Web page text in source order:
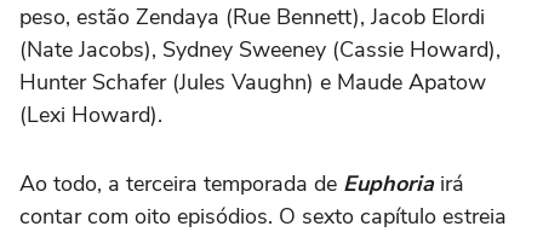
peso, estão Zendaya (Rue Bennett), Jacob Elordi
(Nate Jacobs), Sydney Sweeney (Cassie Howard),
Hunter Schafer (Jules Vaughn) e Maude Apatow
(Lexi Howard).
Ao todo, a terceira temporada de Euphoriairá
contar com oito episódios. O sexto capítulo estreia